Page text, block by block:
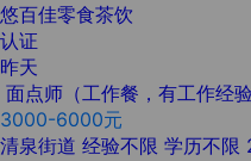
悠百佳零食茶饮
认证
昨天
面点师（工作餐，有工作经
3000-6000元
清泉街道 经验不限 学历不限